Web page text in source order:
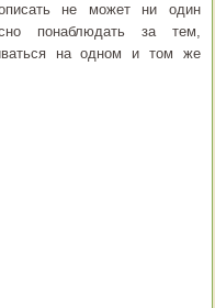
не может ни один
понаблюдать за тем,
на одном и том же